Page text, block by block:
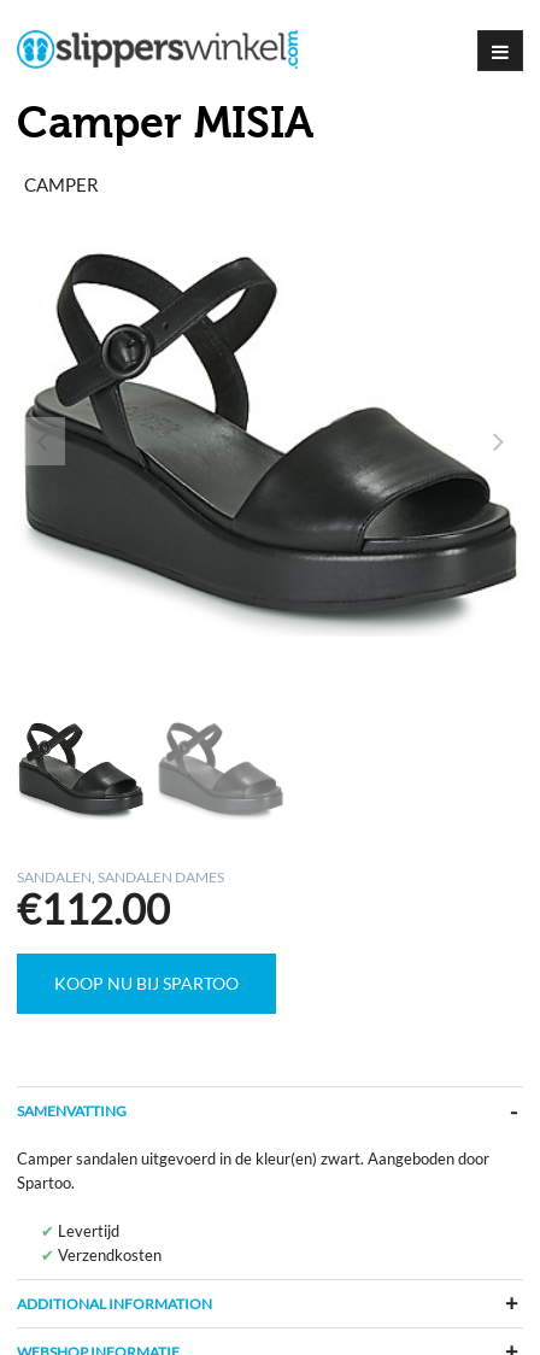
Camper MISIA
CAMPER
SANDALEN ,SANDALEN DAMES
€112.00
KOOP NU BIJ SPARTOO
SAMENVATTING
Camper sandalen uitgevoerd in de kleur(en) zwart. Aangeboden door
Spartoo.
Levertijd
Verzendkosten
ADDITIONAL INFORMATION